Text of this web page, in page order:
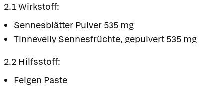
2.1 Wirkstoff:
Sennesblätter Pulver 535 mg
Tinnevelly Sennesfrüchte, gepulvert 535 mg
2.2 Hilfsstoff:
Feigen Paste